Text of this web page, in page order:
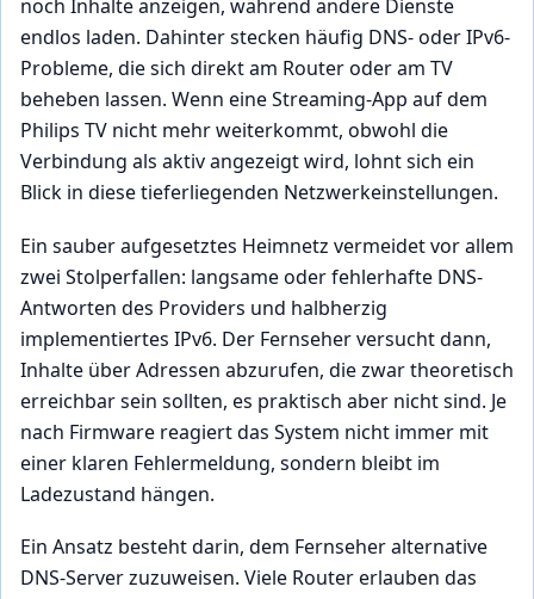
noch Inhalte anzeigen, während andere Dienste
endlos laden. Dahinter stecken häufig DNS- oder IPv6-
Probleme, die sich direkt am Router oder am TV
beheben lassen. Wenn eine Streaming-App auf dem
Philips TV nicht mehr weiterkommt, obwohl die
Verbindung als aktiv angezeigt wird, lohnt sich ein
Blick in diese tieferliegenden Netzwerkeinstellungen.
Ein sauber aufgesetztes Heimnetz vermeidet vor allem
zwei Stolperfallen: langsame oder fehlerhafte DNS-
Antworten des Providers und halbherzig
implementiertes IPv6. Der Fernseher versucht dann,
Inhalte über Adressen abzurufen, die zwar theoretisch
erreichbar sein sollten, es praktisch aber nicht sind. Je
nach Firmware reagiert das System nicht immer mit
einer klaren Fehlermeldung, sondern bleibt im
Ladezustand hängen.
Ein Ansatz besteht darin, dem Fernseher alternative
DNS-Server zuzuweisen. Viele Router erlauben das